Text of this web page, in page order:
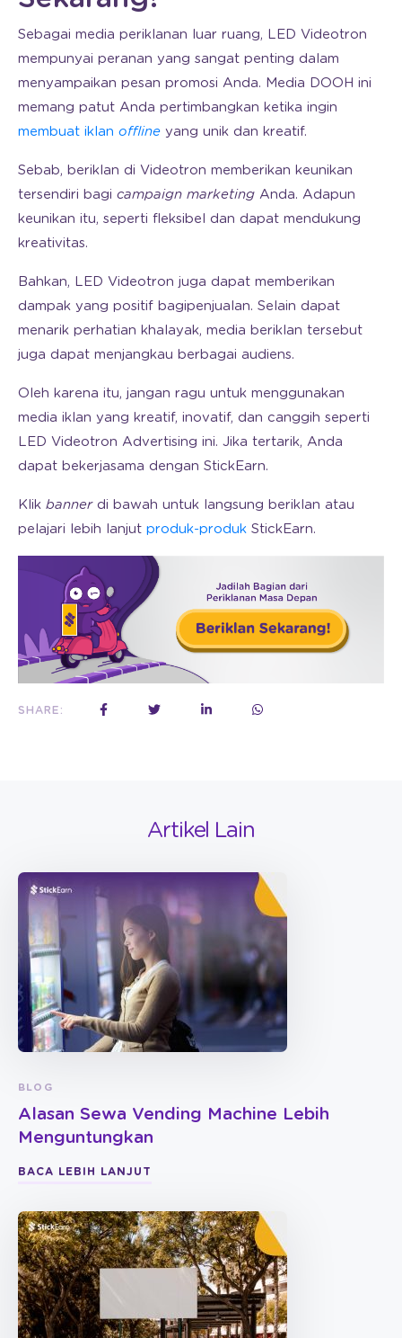
Sebagai media periklanan luar ruang, LED Videotron
mempunyai peranan yang sangat penting dalam
menyampaikan pesan promosi Anda. Media DOOH ini
memang patut Anda pertimbangkan ketika ingin
membuat iklan offline yang unik dan kreatif.
Sebab, beriklan di Videotron memberikan keunikan
tersendiri bagi campaign marketing Anda. Adapun
keunikan itu, seperti fleksibel dan dapat mendukung
kreativitas.
Bahkan, LED Videotron juga dapat memberikan
dampak yang positif bagipenjualan. Selain dapat
menarik perhatian khalayak, media beriklan tersebut
juga dapat menjangkau berbagai audiens.
Oleh karena itu, jangan ragu untuk menggunakan
media iklan yang kreatif, inovatif, dan canggih seperti
LED Videotron Advertising ini. Jika tertarik, Anda
dapat bekerjasama dengan StickEarn.
Klik bannerdi bawah untuk langsung beriklan atau
pelajari lebih lanjut produk-produk StickEarn.
SHARE:
Artikel Lain
BLOG
Alasan Sewa Vending Machine Lebih
Menguntungkan
BACA LEBIH LANJUT